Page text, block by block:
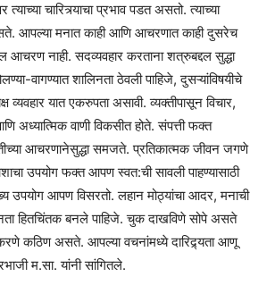
त्याच्या चारित्र्याचा प्रभाव पडत असतो. त्याच्या
आपल्या मनात काही आणि आचरणात काही दुसरेच
आचरण नाही. सदव्यवहार करताना शत्रुबद्दल सुद्धा
वागण्यात शालिनता ठेवली पाहिजे, दुसऱ्यांविषयीचे
व्यवहार यात एकरुपता असावी. व्यक्तीपासून विचार,
अध्यात्मिक वाणी विकसीत होते. संपत्ती फक्त
आचरणानेसुद्धा समजते. प्रतिकात्मक जीवन जगणे
उपयोग फक्त आपण स्वत:ची सावली पाहण्यासाठी
उपयोग आपण विसरतो. लहान मोठ्यांचा आदर, मनाची
हितचिंतक बनले पाहिजे. चुक दाखविणे सोपे असते
करणे कठिण असते. आपल्या वचनांमध्ये दारिद्र्यता आणू
म.सा. यांनी सांगितले.